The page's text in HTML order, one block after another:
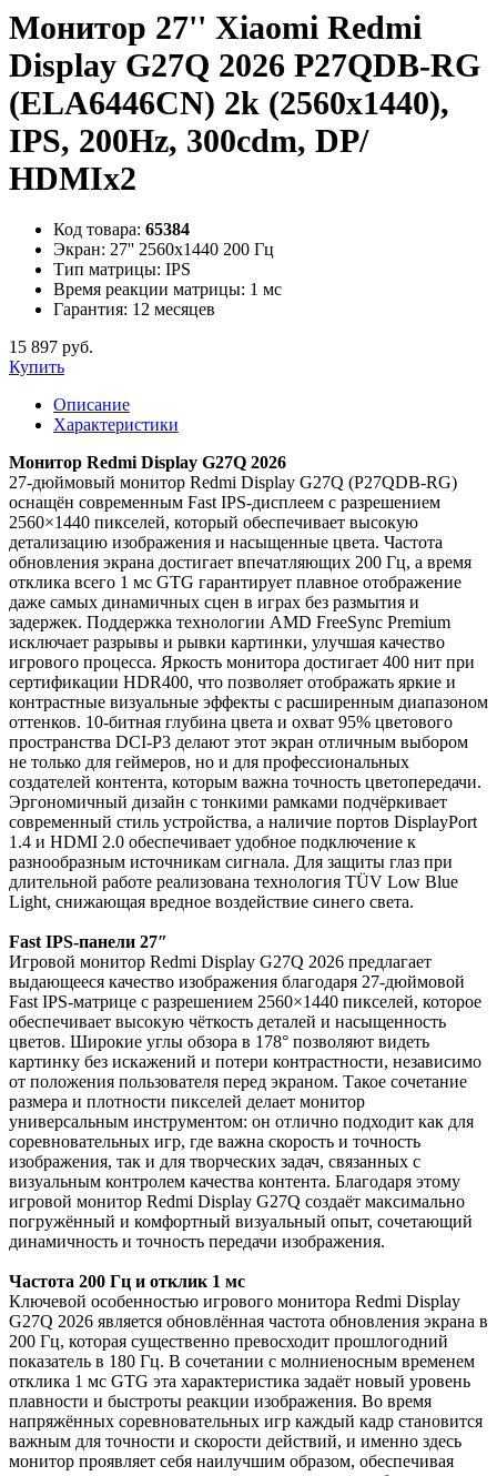
Монитор 27'' Xiaomi Redmi
Display G27Q 2026 P27QDB-RG
(ELA6446CN) 2k (2560x1440),
IPS, 200Hz, 300cdm, DP/
HDMIx2
Код товара: 65384
Экран: 27'' 2560x1440 200 Гц
Тип матрицы: IPS
Время реакции матрицы: 1 мс
Гарантия: 12 месяцев
15 897 руб.
Купить
Описание
Характеристики
Монитор Redmi Display G27Q 2026
27-дюймовый монитор Redmi Display G27Q (P27QDB-RG)
оснащён современным Fast IPS-дисплеем с разрешением
2560×1440 пикселей, который обеспечивает высокую
детализацию изображения и насыщенные цвета. Частота
обновления экрана достигает впечатляющих 200 Гц, а время
отклика всего 1 мс GTG гарантирует плавное отображение
даже самых динамичных сцен в играх без размытия и
задержек. Поддержка технологии AMD FreeSync Premium
исключает разрывы и рывки картинки, улучшая качество
игрового процесса. Яркость монитора достигает 400 нит при
сертификации HDR400, что позволяет отображать яркие и
контрастные визуальные эффекты с расширенным диапазоном
оттенков. 10-битная глубина цвета и охват 95% цветового
пространства DCI-P3 делают этот экран отличным выбором
не только для геймеров, но и для профессиональных
создателей контента, которым важна точность цветопередачи.
Эргономичный дизайн с тонкими рамками подчёркивает
современный стиль устройства, а наличие портов DisplayPort
1.4 и HDMI 2.0 обеспечивает удобное подключение к
разнообразным источникам сигнала. Для защиты глаз при
длительной работе реализована технология TÜV Low Blue
Light, снижающая вредное воздействие синего света.
Fast IPS-панели 27″
Игровой монитор Redmi Display G27Q 2026 предлагает
выдающееся качество изображения благодаря 27-дюймовой
Fast IPS-матрице с разрешением 2560×1440 пикселей, которое
обеспечивает высокую чёткость деталей и насыщенность
цветов. Широкие углы обзора в 178° позволяют видеть
картинку без искажений и потери контрастности, независимо
от положения пользователя перед экраном. Такое сочетание
размера и плотности пикселей делает монитор
универсальным инструментом: он отлично подходит как для
соревновательных игр, где важна скорость и точность
изображения, так и для творческих задач, связанных с
визуальным контролем качества контента. Благодаря этому
игровой монитор Redmi Display G27Q создаёт максимально
погружённый и комфортный визуальный опыт, сочетающий
динамичность и точность передачи изображения.
Частота 200 Гц и отклик 1 мс
Ключевой особенностью игрового монитора Redmi Display
G27Q 2026 является обновлённая частота обновления экрана в
200 Гц, которая существенно превосходит прошлогодний
показатель в 180 Гц. В сочетании с молниеносным временем
отклика 1 мс GTG эта характеристика задаёт новый уровень
плавности и быстроты реакции изображения. Во время
напряжённых соревновательных игр каждый кадр становится
важным для точности и скорости действий, и именно здесь
монитор проявляет себя наилучшим образом, обеспечивая